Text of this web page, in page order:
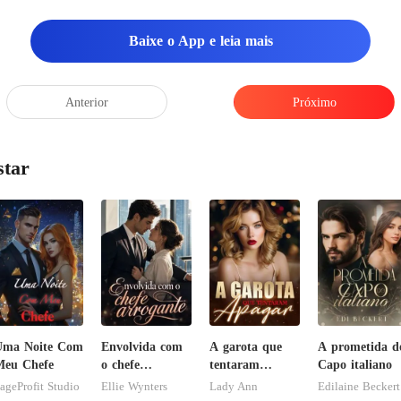
Baixe o App e leia mais
Anterior Próximo
Noite Com
Chefe
Studio
Envolvida com
o chefe
arrogante
Ellie Wynters
A garota que
tentaram
apagar
Lady Ann
A prometida
Capo italiano
Edilaine Beckert